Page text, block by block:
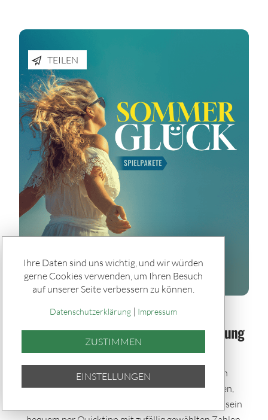
TEILEN
Spiele & Gewinner / Spiele
Sommerglück im Paket: Bei jeder Ziehung
dabei – auch im Urlaub
Mit den Sommerglück Spielpaketen bleibst du auch
während der Urlaubszeit im Spiel. Einmal auswählen,
automatisch tippen und bei allen Ziehungen dabei sein
Ihre Daten sind uns wichtig, und wir würden
gerne Cookies verwenden, um Ihren Besuch
auf unserer Seite verbessern zu können.
Datenschutzerklärung| Impressum
ZUSTIMMEN
EINSTELLUNGEN